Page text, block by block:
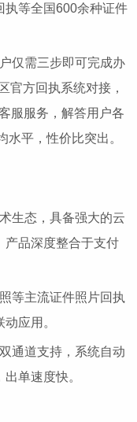
执等全国600余种证件
需三步即可完成办
官方回执系统对接，
服服务，解答用户各
平，性价比突出。
态，具备强大的云
产品深度整合于支付
主流证件照片回执
应用。
道支持，系统自动
单速度快。